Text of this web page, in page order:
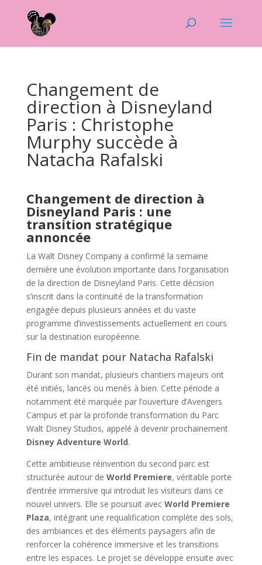
Changement de
direction à Disneyland
Paris : Christophe
Murphy succède à
Natacha Rafalski
Changement de direction à
Disneyland Paris : une
transition stratégique
annoncée
La Walt Disney Company a confirmé la semaine
dernière une évolution importante dans l’organisation
de la direction de Disneyland Paris. Cette décision
s’inscrit dans la continuité de la transformation
engagée depuis plusieurs années et du vaste
programme d’investissements actuellement en cours
sur la destination européenne.
Fin de mandat pour Natacha Rafalski
Durant son mandat, plusieurs chantiers majeurs ont
été initiés, lancés ou menés à bien. Cette période a
notamment été marquée par l’ouverture d’Avengers
Campus et par la profonde transformation du Parc
Walt Disney Studios, appelé à devenir prochainement
Disney Adventure World.
Cette ambitieuse réinvention du second parc est
structurée autour de World Premiere, véritable porte
d’entrée immersive qui introduit les visiteurs dans ce
nouvel univers. Elle se poursuit avec World Premiere
Plaza, intégrant une requalification complète des sols,
des ambiances et des éléments paysagers afin de
renforcer la cohérence immersive et les transitions
entre les espaces. Le projet se développe ensuite avec